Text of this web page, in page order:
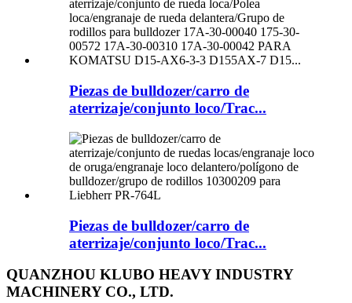
Piezas de bulldozer/carro de
aterrizaje/conjunto loco/Trac...
Piezas de bulldozer/carro de
aterrizaje/conjunto loco/Trac...
QUANZHOU KLUBO HEAVY INDUSTRY
MACHINERY CO., LTD.